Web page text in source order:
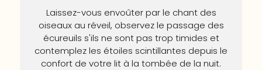
Laissez-vous envoûter par le chant des
oiseaux au réveil, observez le passage des
écureuils s'ils ne sont pas trop timides et
contemplez les étoiles scintillantes depuis le
confort de votre lit à la tombée de la nuit.